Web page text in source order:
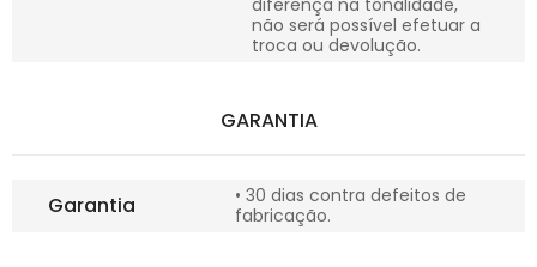
diferença na tonalidade,
não será possível efetuar a
troca ou devolução.
GARANTIA
Garantia
• 30 dias contra defeitos de
fabricação.